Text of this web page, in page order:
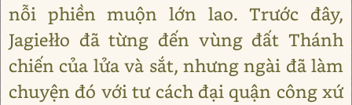
nỗi phiền muộn lớn lao. Trước đây,
Jagiełło đã từng đến vùng đất Thánh
chiến của lửa và sắt, nhưng ngài đã làm
chuyện đó với tư cách đại quận công xứ